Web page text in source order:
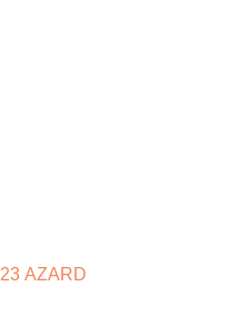
AZARD